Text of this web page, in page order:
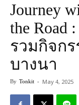
Journey
the Road
รวมกิจก
บางนา
By Tonkit - May 4, 2025